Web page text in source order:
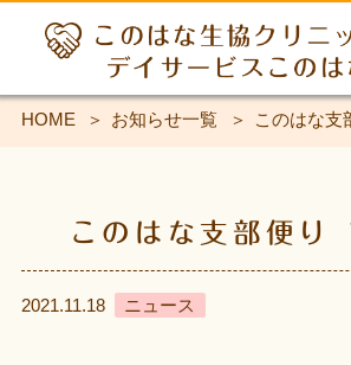
HOME お知らせ一覧 このはな支
このはな支部便り
2021.11.18 ニュース